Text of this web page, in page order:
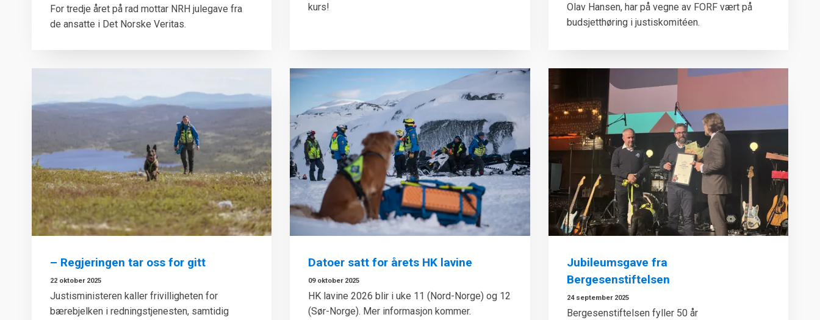
For tredje året på rad mottar NRH julegave fra
de ansatte i Det Norske Veritas.
kurs!
Olav Hansen, har på vegne av FORF vært på
budsjetthøring i justiskomitéen.
– Regjeringen tar oss for gitt
22 oktober 2025
Justisministeren kaller frivilligheten for
bærebjelken i redningstjenesten, samtidig
Datoer satt for årets HK lavine
09 oktober 2025
HK lavine 2026 blir i uke 11 (Nord-Norge) og 12
(Sør-Norge). Mer informasjon kommer.
Jubileumsgave fra
Bergesenstiftelsen
24 september 2025
Bergesenstiftelsen fyller 50 år